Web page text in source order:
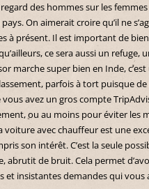
des hommes sur les
On aimerait croire qu’il ne
à présent. Il est important de bien
ce sera aussi un refuge,
marche super bien en Inde,
parfois à tort puisque
avez un gros compte
ou au moins pour éviter les
avec chauffeur est une
son intérêt. C’est la seule
abrutit de bruit. Cela permet
et insistantes demandes qui vous